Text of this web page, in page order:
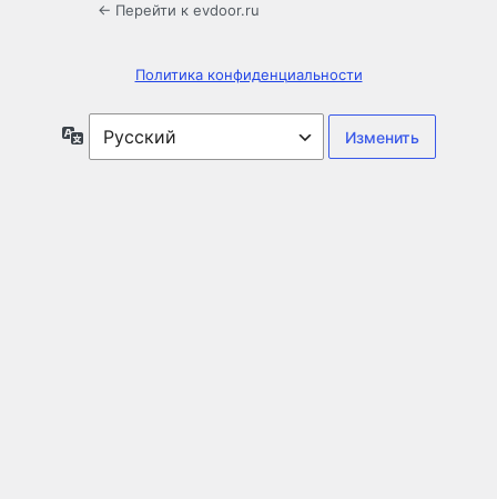
← Перейти к evdoor.ru
Политика конфиденциальности
Язык